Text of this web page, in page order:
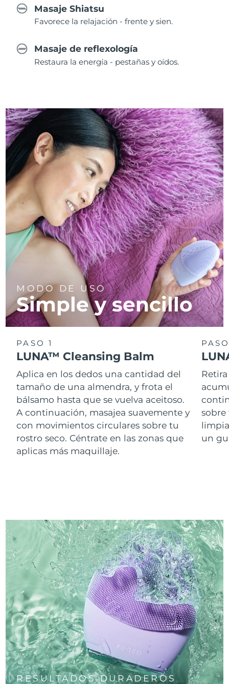
Masaje Shiatsu
Favorece la relajación - frente y sien.
Masaje de reflexología
Restaura la energía - pestañas y oídos.
MODO DE USO
Simple y sencillo
PASO 1
LUNA™ Cleansing Balm
Aplica en los dedos una cantidad del
tamaño de una almendra, y frota el
bálsamo hasta que se vuelva aceitoso.
A continuación, masajea suavemente y
con movimientos circulares sobre tu
rostro seco. Céntrate en las zonas que
aplicas más maquillaje.
un
RESULTADOS DURADEROS